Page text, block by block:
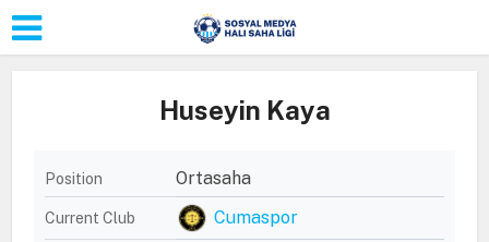
Huseyin Kaya
Position Ortasaha
Current Club Cumaspor